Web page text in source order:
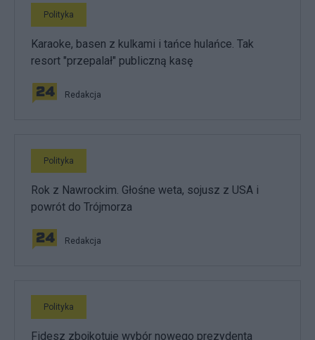
Polityka
Karaoke, basen z kulkami i tańce hulańce. Tak
resort "przepalał" publiczną kasę
Redakcja
Polityka
Rok z Nawrockim. Głośne weta, sojusz z USA i
powrót do Trójmorza
Redakcja
Polityka
Fidesz zbojkotuje wybór nowego prezydenta